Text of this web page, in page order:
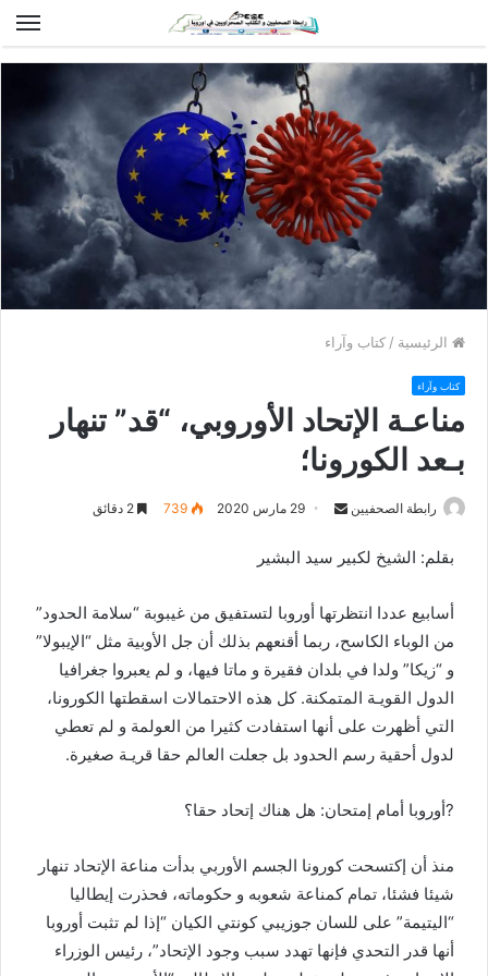
الرئيسية / كتاب وآراء
كتاب وآراء
مناعـة الإتحاد الأوروبي، “قد” تنهار
بـعد الكورونا؛
رابطة الصحفيين
n
a
n
e
m
a
29 مارس 2020 739
بقلم: الشيخ لكبير سيد البشير
أسابيع عددا انتظرتها أوروبا لتستفيق من غيبوبة “سلامة الحدود”
من الوباء الكاسح، ربما أقنعهم بذلك أن جل الأوبية مثل “الإيبولا”
و “زيكا” ولدا في بلدان فقيرة و ماتا فيها، و لم يعبروا جغرافيا
الدول القويـة المتمكنة. كل هذه الاحتمالات اسقطتها الكورونا،
التي أظهرت على أنها استفادت كثيرا من العولمة و لم تعطي
لدول أحقية رسم الحدود بل جعلت العالم حقا قريـة صغيرة.
?أوروبا أمام إمتحان: هل هناك إتحاد حقا؟
منذ أن إكتسحت كورونا الجسم الأوربي بدأت مناعة الإتحاد تنهار
شيئا فشئا، تمام كمناعة شعوبه و حكوماته، فحذرت إيطاليا
“اليتيمة” على للسان جوزيبي كونتي الكيان “إذا لم تثبت أوروبا
أنها قدر التحدي فإنها تهدد سبب وجود الإتحاد”، رئيس الوزراء